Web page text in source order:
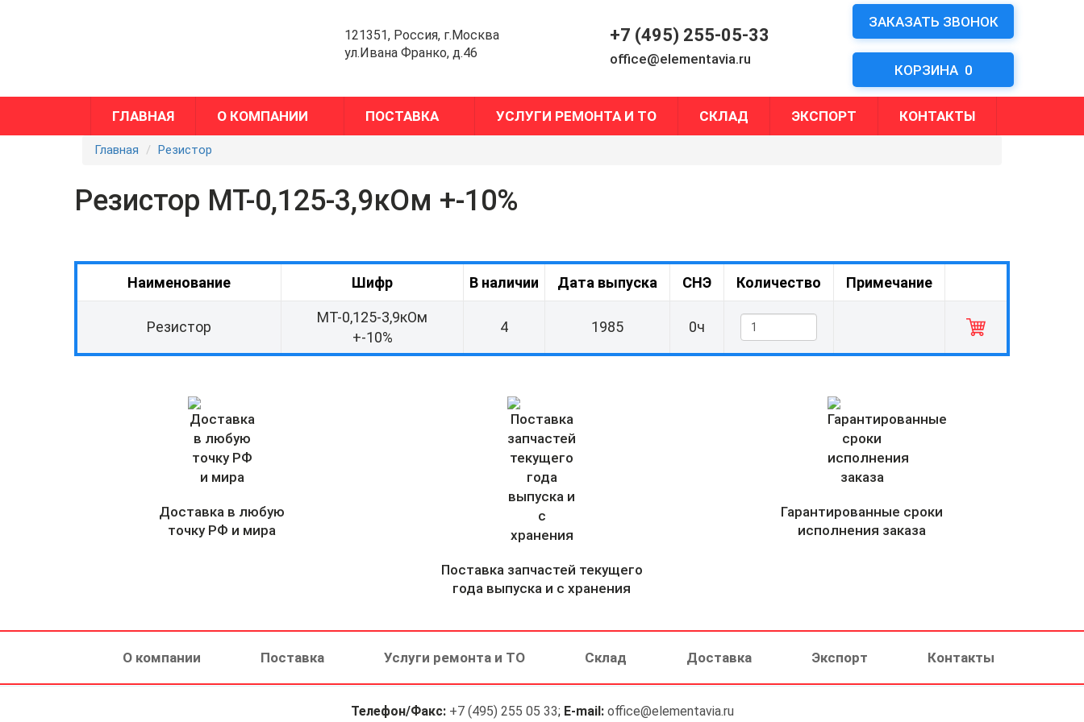
121351, Россия, г.Москва
ул.Ивана Франко, д.46
+7 (495) 255-05-33
office@elementavia.ru
ЗАКАЗАТЬ ЗВОНОК
КОРЗИНА 0
ГЛАВНАЯ О КОМПАНИИ ПОСТАВКА УСЛУГИ РЕМОНТА И ТО СКЛАД ЭКСПОРТ КОНТАКТЫ
Главная Резистор
Резистор МТ-0,125-3,9кОм +-10%
Наименование Шифр В наличии Дата выпуска СНЭ Количество Примечание
Резистор
МТ-0,125-3,9кОм
+-10%
4 1985 0ч
Доставка в любую
точку РФ и мира
Поставка запчастей текущего
года выпуска и с хранения
Гарантированные сроки
исполнения заказа
О компании Поставка Услуги ремонта и ТО Склад Доставка Экспорт Контакты
Телефон/Факс: +7 (495) 255 05 33; E-mail: office@elementavia.ru